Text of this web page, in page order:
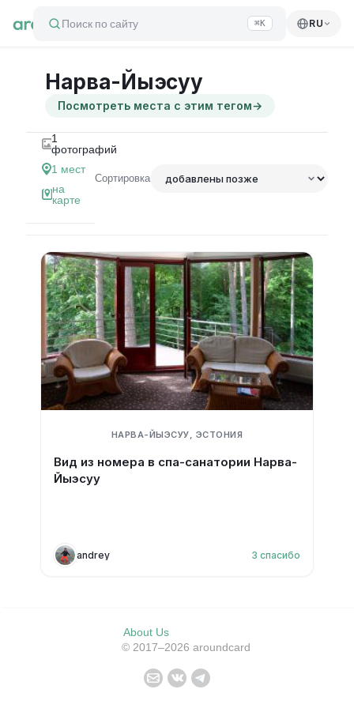
Поиск по сайту ⌘K RU
Нарва-Йыэсуу
Посмотреть места с этим тегом→
1
фотографий
1 мест
на
карте
Сортировка
НАРВА-ЙЫЭСУУ, ЭСТОНИЯ
Вид из номера в спа-санатории Нарва-
Йыэсуу
andrey 3 спасибо
About Us
© 2017–2026 aroundcard